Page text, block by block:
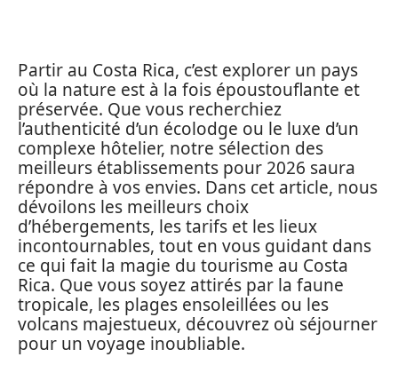
Partir au Costa Rica, c’est explorer un pays
où la nature est à la fois époustouflante et
préservée. Que vous recherchiez
l’authenticité d’un écolodge ou le luxe d’un
complexe hôtelier, notre sélection des
meilleurs établissements pour 2026 saura
répondre à vos envies. Dans cet article, nous
dévoilons les meilleurs choix
d’hébergements, les tarifs et les lieux
incontournables, tout en vous guidant dans
ce qui fait la magie du tourisme au Costa
Rica. Que vous soyez attirés par la faune
tropicale, les plages ensoleillées ou les
volcans majestueux, découvrez où séjourner
pour un voyage inoubliable.